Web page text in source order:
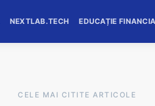
NEXTLAB.TECH EDUCAȚIE
CELE MAI CITITE ARTICOLE